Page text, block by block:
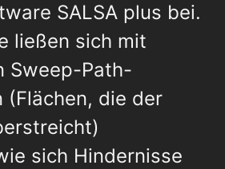
SALSA plus bei.
ließen sich mit
Sweep-Path-
(Flächen, die der
sich Hindernisse